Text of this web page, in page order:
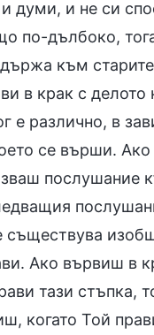
думи, и не си
по-дълбоко,
към
в крак с делото
е различно, в
се върши. Ако
послушание
съществува
Ако вървиш в
тази стъпка,
когато Той